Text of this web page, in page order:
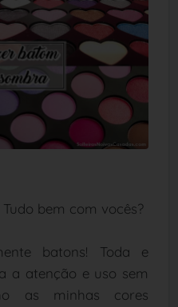
bem com vocês?
batons! Toda e
a atenção e uso sem
as minhas cores